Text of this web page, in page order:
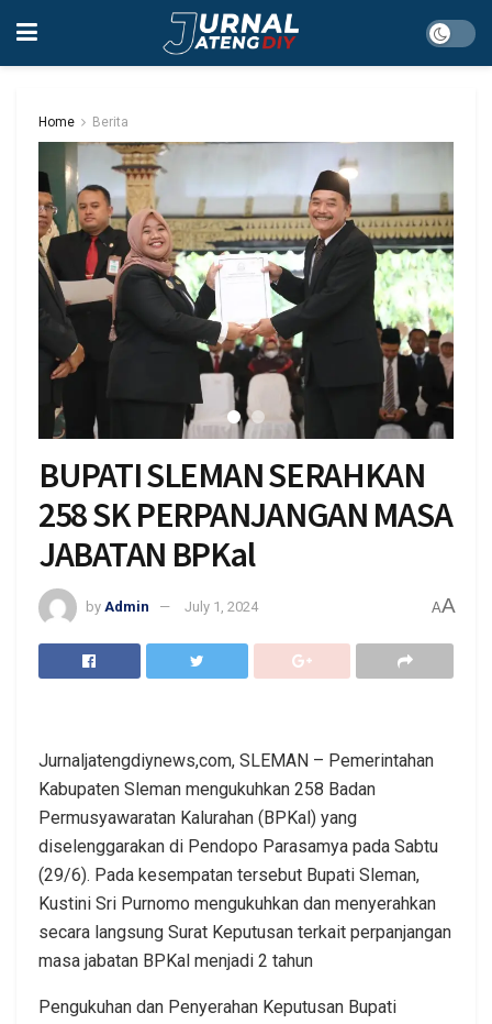
Home Berita
BUPATI SLEMAN SERAHKAN
258 SK PERPANJANGAN MASA
JABATAN BPKal
by Admin July 1, 2024 AA
Jurnaljatengdiynews,com, SLEMAN – Pemerintahan
Kabupaten Sleman mengukuhkan 258 Badan
Permusyawaratan Kalurahan (BPKal) yang
diselenggarakan di Pendopo Parasamya pada Sabtu
(29/6). Pada kesempatan tersebut Bupati Sleman,
Kustini Sri Purnomo mengukuhkan dan menyerahkan
secara langsung Surat Keputusan terkait perpanjangan
masa jabatan BPKal menjadi 2 tahun
Pengukuhan dan Penyerahan Keputusan Bupati